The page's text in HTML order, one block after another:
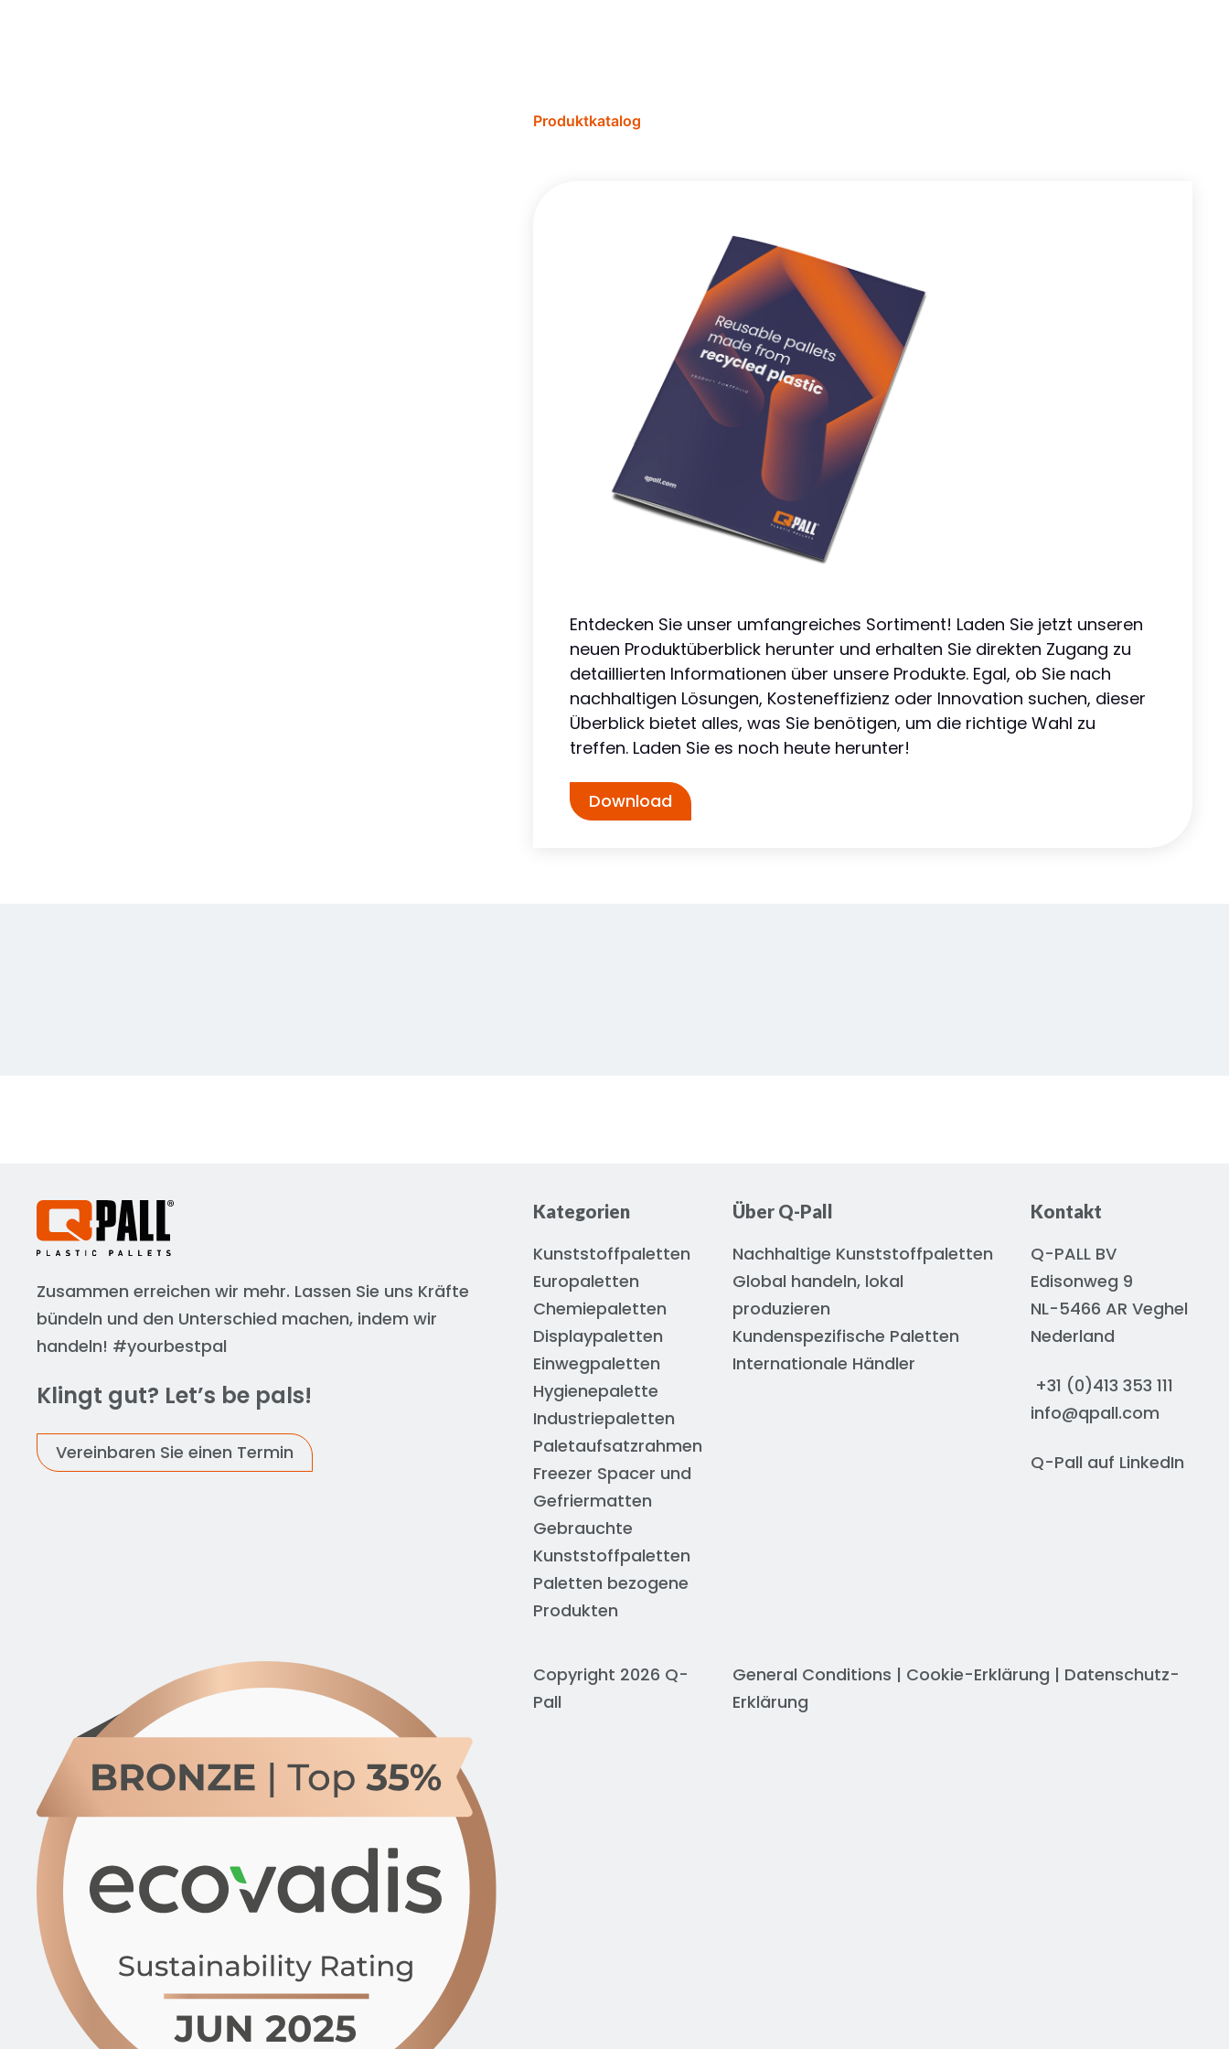
Produktkatalog
Entdecken Sie unser umfangreiches Sortiment! Laden Sie jetzt unseren
neuen Produktüberblick herunter und erhalten Sie direkten Zugang zu
detaillierten Informationen über unsere Produkte. Egal, ob Sie nach
nachhaltigen Lösungen, Kosteneffizienz oder Innovation suchen, dieser
Überblick bietet alles, was Sie benötigen, um die richtige Wahl zu
treffen. Laden Sie es noch heute herunter!
Download
Zusammen erreichen wir mehr. Lassen Sie uns Kräfte
bündeln und den Unterschied machen, indem wir
handeln! #yourbestpal
Klingt gut? Let’s be pals!
Vereinbaren Sie einen Termin
Kategorien
Kunststoffpaletten
Europaletten
Chemiepaletten
Displaypaletten
Einwegpaletten
Hygienepalette
Industriepaletten
Paletaufsatzrahmen
Freezer Spacer und
Gefriermatten
Gebrauchte
Kunststoffpaletten
Paletten bezogene
Produkten
Über Q-Pall
Nachhaltige Kunststoffpaletten
Global handeln, lokal
produzieren
Kundenspezifische Paletten
Internationale Händler
Kontakt
Q-PALL BV
Edisonweg 9
NL-5466 AR Veghel
Nederland
+31 (0)413 353 111
info@qpall.com
Q-Pall auf LinkedIn
Copyright 2026 Q-
Pall
General Conditions | Cookie-Erklärung | Datenschutz-
Erklärung